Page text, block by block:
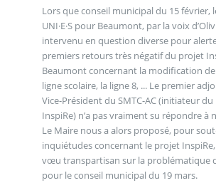
Lors que conseil municipal du 15 février,
UNI·E·S pour Beaumont, par la voix
intervenu en question diverse pour
premiers retours très négatif du projet
Beaumont concernant la modification de
ligne scolaire, la ligne 8, ... Le premier
Vice-Président du SMTC-AC (initiateur
InspiRe) n’a pas vraiment su répondre à
Le Maire nous a alors proposé, pour
inquiétudes concernant le projet
vœu transpartisan sur la problématique
pour le conseil municipal du 19 mars.